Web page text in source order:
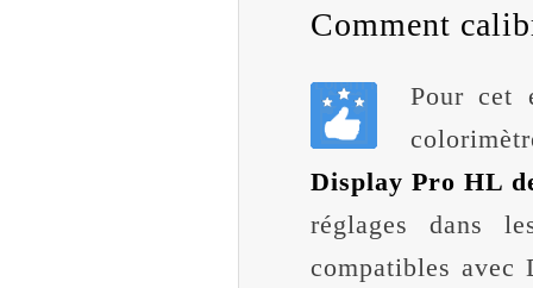
Comment
Pour cet
Display Pro HL
réglages dans
compatibles